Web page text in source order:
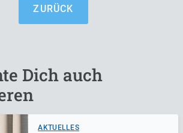
ZURÜCK
Dich auch
AKTUELLES